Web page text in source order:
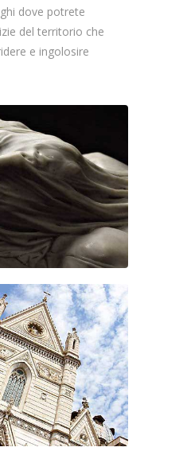
dove potrete
del territorio che
e ingolosire